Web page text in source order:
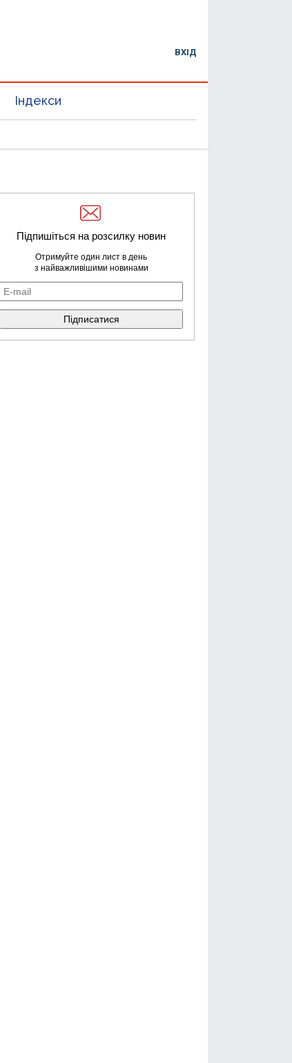
ВХІД
Індекси
Підпишіться на розсилку новин
Отримуйте один лист в день
з найважливішими новинами